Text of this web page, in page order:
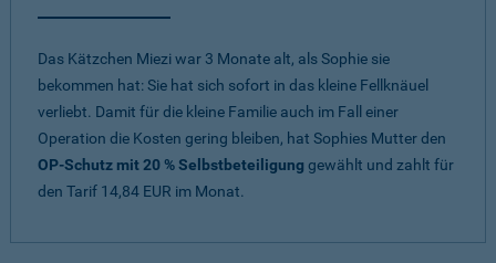
Das Kätzchen Miezi war 3 Monate alt, als Sophie sie
bekommen hat: Sie hat sich sofort in das kleine Fellknäuel
verliebt. Damit für die kleine Familie auch im Fall einer
Operation die Kosten gering bleiben, hat Sophies Mutter den
OP-Schutz mit 20 % Selbstbeteiligung gewählt und zahlt für
den Tarif 14,84 EUR im Monat.